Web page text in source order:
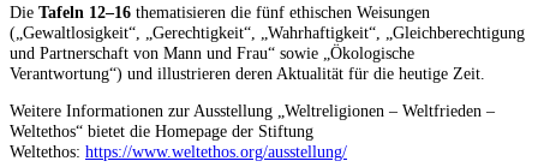
Die Tafeln 12–16 thematisieren die fünf ethischen Weisungen
(„Gewaltlosigkeit“, „Gerechtigkeit“, „Wahrhaftigkeit“, „Gleichberechtigung
und Partnerschaft von Mann und Frau“ sowie „Ökologische
Verantwortung“) und illustrieren deren Aktualität für die heutige Zeit.
Weitere Informationen zur Ausstellung „Weltreligionen – Weltfrieden –
Weltethos“ bietet die Homepage der Stiftung
Weltethos: https://www.weltethos.org/ausstellung/